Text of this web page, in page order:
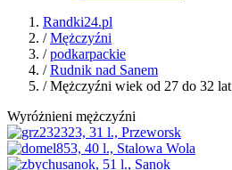
Randki24.pl
/Mężczyźni
/podkarpackie
/Rudnik nad Sanem
/ Mężczyźni wiek od 27 do 32 lat
Wyróżnieni mężczyźni